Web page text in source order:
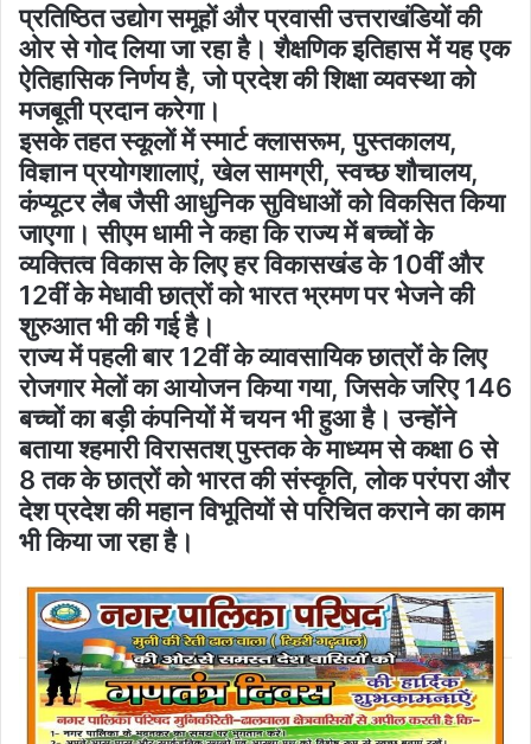
प्रतिष्ठित उद्योग समूहों और प्रवासी उत्तराखंडियों की
ओर से गोद लिया जा रहा है। शैक्षणिक इतिहास में यह एक
ऐतिहासिक निर्णय है, जो प्रदेश की शिक्षा व्यवस्था को
मजबूती प्रदान करेगा।
इसके तहत स्कूलों में स्मार्ट क्लासरूम, पुस्तकालय,
विज्ञान प्रयोगशालाएं, खेल सामग्री, स्वच्छ शौचालय,
कंप्यूटर लैब जैसी आधुनिक सुविधाओं को विकसित किया
जाएगा। सीएम धामी ने कहा कि राज्य में बच्चों के
व्यक्तित्व विकास के लिए हर विकासखंड के 10वीं और
12वीं के मेधावी छात्रों को भारत भ्रमण पर भेजने की
शुरुआत भी की गई है।
राज्य में पहली बार 12वीं के व्यावसायिक छात्रों के लिए
रोजगार मेलों का आयोजन किया गया, जिसके जरिए 146
बच्चों का बड़ी कंपनियों में चयन भी हुआ है। उन्होंने
बताया श्हमारी विरासतश् पुस्तक के माध्यम से कक्षा 6 से
8 तक के छात्रों को भारत की संस्कृति, लोक परंपरा और
देश प्रदेश की महान विभूतियों से परिचित कराने का काम
भी किया जा रहा है।